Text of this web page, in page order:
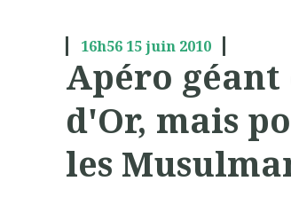
16h56 15juin 2010
Apéro géant
d'Or, mais
les